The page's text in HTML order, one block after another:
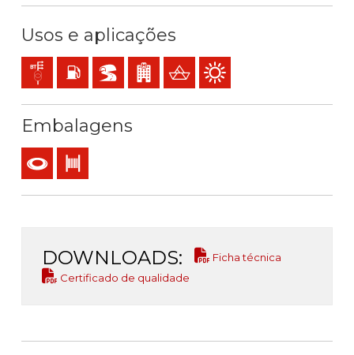
Usos e aplicações
Redes de distribuição
Instalações com risco de incêndio ou explosão
BD2, BD3, BD4 (arranha-céus, túneis…)
Estabelecimentos recebendo público
Barcos de açoUtilização exterior
Embalagens
Bobina
DOWNLOADS:
Ficha técnica
Certificado de qualidade